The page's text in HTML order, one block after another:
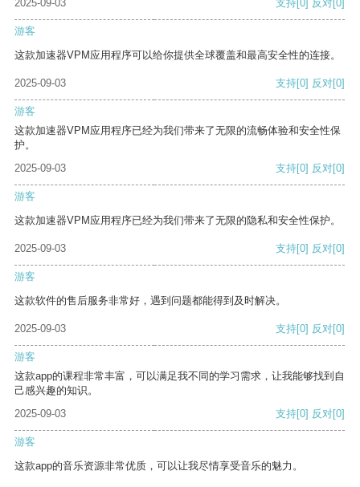
2025-09-03 支持[0] 反对[0]
游客
这款加速器VPM应用程序可以给你提供全球覆盖和最高安全性的连接。
2025-09-03 支持[0] 反对[0]
游客
这款加速器VPM应用程序已经为我们带来了无限的流畅体验和安全性保
护。
2025-09-03
支持[0] 反对[0]
游客
这款加速器VPM应用程序已经为我们带来了无限的隐私和安全性保护。
2025-09-03 支持[0] 反对[0]
游客
这款软件的售后服务非常好，遇到问题都能得到及时解决。
2025-09-03 支持[0] 反对[0]
游客
这款app的课程非常丰富，可以满足我不同的学习需求，让我能够找到自
己感兴趣的知识。
2025-09-03
支持[0] 反对[0]
游客
这款app的音乐资源非常优质，可以让我尽情享受音乐的魅力。